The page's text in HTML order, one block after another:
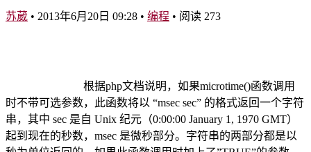
苏葳 • 2013年6月20日 09:28 • 编程 • 阅读 273
根据php文档说明，如果microtime()函数调用
时不带可选参数，此函数将以 “msec sec” 的格式返回一个字符
串，其中 sec 是自 Unix 纪元（0:00:00 January 1, 1970 GMT）
起到现在的秒数，msec 是微秒部分。字符串的两部分都是以